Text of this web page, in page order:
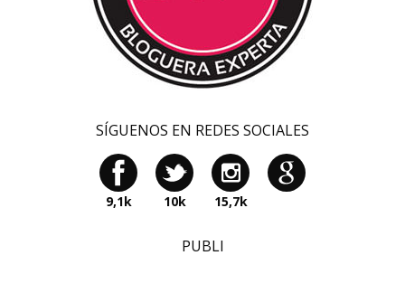
SÍGUENOS EN REDES SOCIALES
9,1k 10k 15,7k
PUBLI